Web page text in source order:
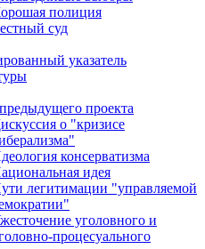
полиция
суд
указатель
проекта
о "кризисе
консерватизма
идея
легитимации "управляемой
уголовного и
процесуального